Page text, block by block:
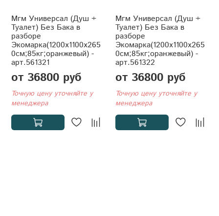
Мгм Универсал (Душ +
Туалет) Без Бака в
разборе
Экомарка(1200x1100x265
0см;85кг;оранжевый) -
арт.561321
от 36800 руб
Точную цену уточняйте у
менеджера
Мгм Универсал (Душ +
Туалет) Без Бака в
разборе
Экомарка(1200x1100x265
0см;85кг;оранжевый) -
арт.561322
от 36800 руб
Точную цену уточняйте у
менеджера